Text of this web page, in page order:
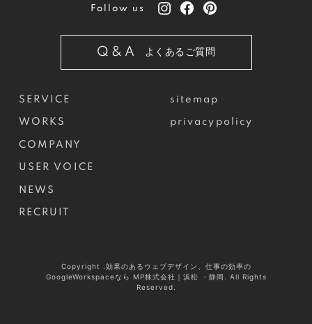
SERVICE
WORKS
COMPANY
USER VOICE
NEWS
RECRUIT
sitemap
privacypolicy
Follow us
Q&A よくあるご質問
Copyright .効果のあるウェブデザイン、仕事の効率の
GoogleWorkspaceなら MP株式会社｜浜松 ・静岡. All Rights
Reserved.